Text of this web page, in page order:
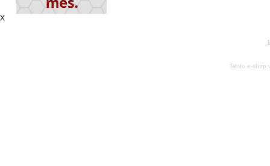
X
Tento e-shop